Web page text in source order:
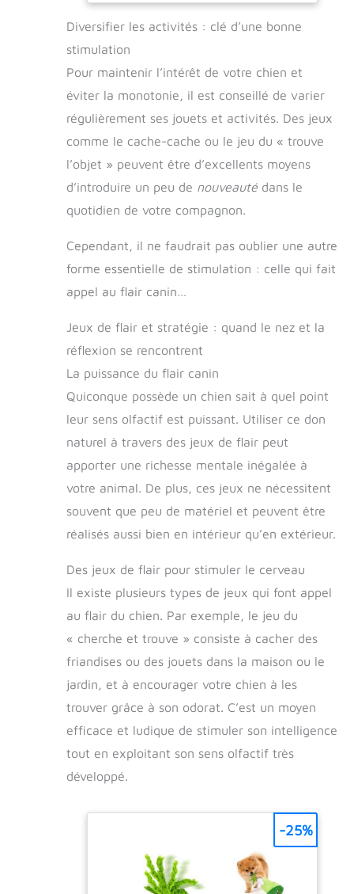
【Contenu de l'emballage】Housse en
pour chien, câble USB, manuel d'utilisation.
【Politique de remplacement gratuit de 1
défectueux dans un délai de 1 an – pas de
retour nécessaire.
pour plus de plaisir : Motif carte du monde
les chiens et facile à repérer sur l'herbe ou
dans la maison. Utilisation simple et
pression longue, avec mémoire du dernier
450 mAh pour environ 90 minutes de jeu.
Robuste et sûr : Coque étanche, fonctionne
(rouge clignotant = charge, vert fixe = plein)
et montage par vissage sécurisé pour éviter
l'ouverture par les enfants.
Diversifier les activités : clé d’une bonne
stimulation
Pour maintenir l’intérêt de votre chien et
éviter la monotonie, il est conseillé de varier
régulièrement ses jouets et activités. Des jeux
comme le cache-cache ou le jeu du « trouve
l’objet » peuvent être d’excellents moyens
d’introduire un peu de nouveauté dans le
quotidien de votre compagnon.
Cependant, il ne faudrait pas oublier une autre
forme essentielle de stimulation : celle qui fait
appel au flair canin…
Jeux de flair et stratégie : quand le nez et la
réflexion se rencontrent
La puissance du flair canin
Quiconque possède un chien sait à quel point
leur sens olfactif est puissant. Utiliser ce don
naturel à travers des jeux de flair peut
apporter une richesse mentale inégalée à
votre animal. De plus, ces jeux ne nécessitent
souvent que peu de matériel et peuvent être
réalisés aussi bien en intérieur qu’en extérieur.
Des jeux de flair pour stimuler le cerveau
Il existe plusieurs types de jeux qui font appel
au flair du chien. Par exemple, le jeu du
« cherche et trouve » consiste à cacher des
friandises ou des jouets dans la maison ou le
jardin, et à encourager votre chien à les
trouver grâce à son odorat. C’est un moyen
efficace et ludique de stimuler son intelligence
tout en exploitant son sens olfactif très
développé.
-25%